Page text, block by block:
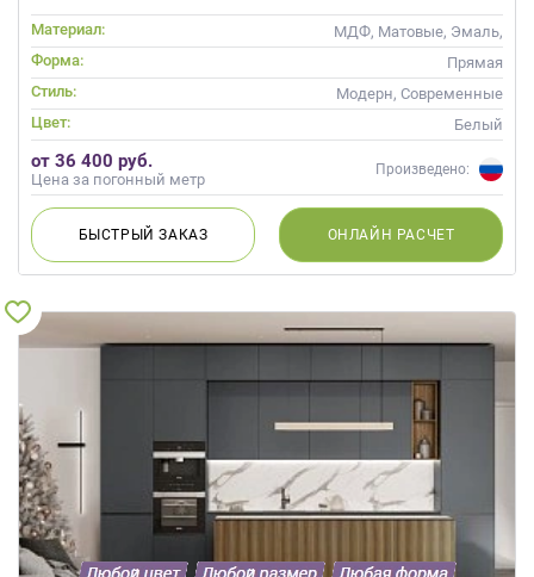
Материал:
МДФ, Матовые, Эмаль,
Глянцевые
Форма:
Прямая
Стиль:
Модерн, Современные
Цвет:
Белый
от 36 400 руб.
Цена за погонный метр
Произведено:
БЫСТРЫЙЗАКАЗ ОНЛАЙН РАСЧЕТ